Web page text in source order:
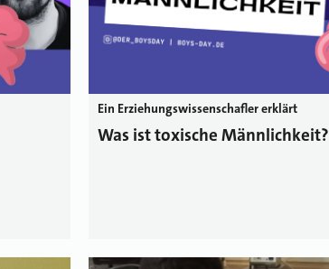
Ein Erziehungswissenschafler erklärt
Was ist toxische Männlichkeit?